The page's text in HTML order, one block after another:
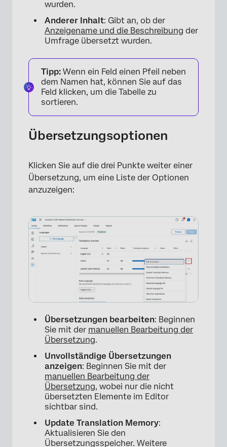
wurden.
Anderer Inhalt: Gibt an, ob der
Anzeigename und die Beschreibung der
Umfrage übersetzt wurden.
Tipp: Wenn ein Feld einen Pfeil neben
dem Namen hat, können Sie auf das
Feld klicken, um die Tabelle zu
sortieren.
Übersetzungsoptionen
Klicken Sie auf die drei Punkte weiter einer
Übersetzung, um eine Liste der Optionen
anzuzeigen:
Übersetzungen bearbeiten: Beginnen
Sie mit der manuellen Bearbeitung der
Übersetzung.
Unvollständige Übersetzungen
anzeigen: Beginnen Sie mit der
manuellen Bearbeitung der
Übersetzung, wobei nur die nicht
übersetzten Elemente im Editor
sichtbar sind.
Update Translation Memory:
Aktualisieren Sie den
Übersetzungsspeicher. Weitere